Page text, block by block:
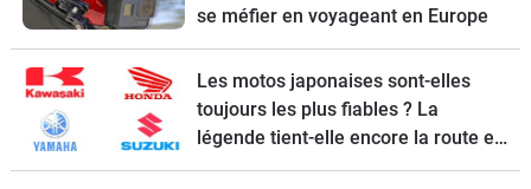
se méfier en voyageant en Europe
Les motos japonaises sont-elles
toujours les plus fiables ? La
légende tient-elle encore la route en
2026 ?